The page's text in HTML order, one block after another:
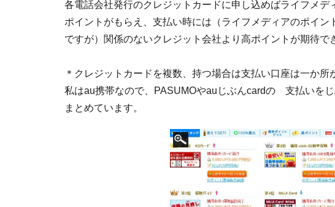
各電話会社発行のクレジットカードに申し込めばライフメデ
ポイントがもらえ、支払い時には（ライフメディアのポイン
ですが）関係のないクレジット会社より高ポイントが期待で
＊クレジットカードを複数、持つ場合は支払い口座は一か所
私はau携帯なので、PASUMOやauじぶんcardの 支払いをじ
まとめています。